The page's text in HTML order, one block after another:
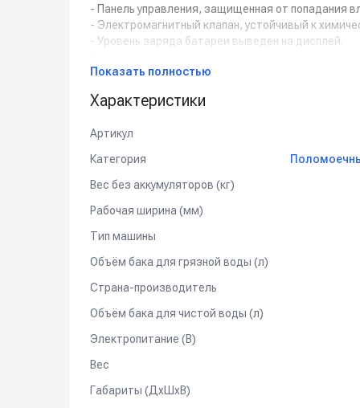
- Панель управления, защищенная от попадания
- Электромагнитный клапан, устойчивый к
- Уровень заряда батареи выведен на дисплей.
- Толстостенные баки из полиэтилена высокой
- Всасывающий и сливной шланги из стойкого
Комплект поставки:
- Поломоечная машина в аккумуляторной версии.
- Аккумуляторы AGM 2х12 В / 74 Ач (C5).
- Встроенное зарядное устройство.
- Всасывающая балка в сборе.
административных зданиях, выставочных и
автомобилей и т. д., а также для подготовки
каменного покрытий, лакированного паркета и
Показать полностью
Характеристики
Артикул
Категория
Вес без аккумуляторов (кг)
Рабочая ширина (мм)
Тип машины
Объём бака для грязной воды (л)
Страна-производитель
Объём бака для чистой воды (л)
Электропитание (В)
Вес
Габариты (ДхШхВ)